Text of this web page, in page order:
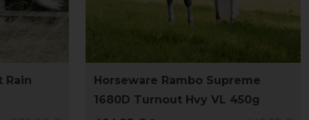
Rain
Horseware Rambo Supreme
1680D Turnout Hvy VL 450g